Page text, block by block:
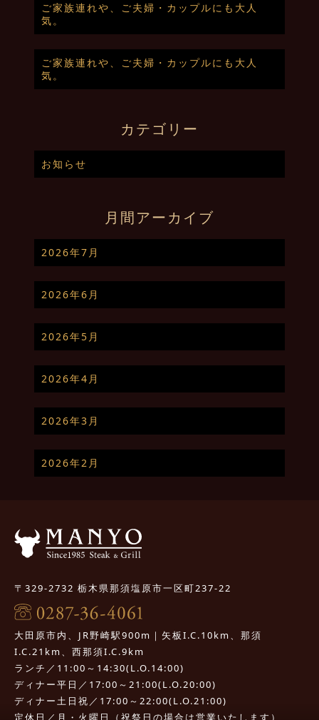
ご家族連れや、ご夫婦・カップルにも大人
気。
ご家族連れや、ご夫婦・カップルにも大人
気。
カテゴリー
お知らせ
月間アーカイブ
2026年7月
2026年6月
2026年5月
2026年4月
2026年3月
2026年2月
〒329-2732 栃木県那須塩原市一区町237-22
大田原市内、JR野崎駅900m｜矢板I.C.10km、那須
I.C.21km、西那須I.C.9km
ランチ／11:00～14:30(L.O.14:00)
ディナー平日／17:00～21:00(L.O.20:00)
ディナー土日祝／17:00～22:00(L.O.21:00)